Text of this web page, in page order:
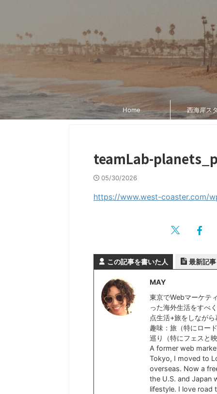
Home 西海岸ス
teamLab-
05/30/2026
https://www.west-coaster.com/
この記事を書いた人 最新記事
MAY
東京でWebマーケテ
った海外生活をすべ
点生活+旅をしなが
趣味：旅（特にロー
巡り（特にフェスと
A former web
Tokyo, I moved to
overseas. Now a
the U.S. and Japan
lifestyle. I love road